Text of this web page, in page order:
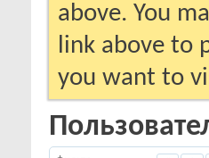
above. You
link above to
you want to